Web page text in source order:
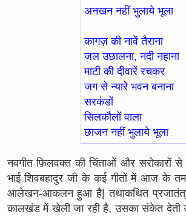
अनखन नहीं भुलाये भूला
कागज़ की नावें तैराना
जल उछालना, नदी नहाना
माटी की दीवारें रचकर
जग से न्यारे भवन बनाना
सरकंडों
सिलकौलों वाला
छाजन नहीं भुलाये भूला
नवगीत फ़िलवक्त की चिंताओं और सरोकारों से
भाई शिवबहादुर जी के कई गीतों में आज के
आलेखन-आकलन हुआ है| तथाकथित
कालखंड में खेली जा रही है, उसका संकेत देती